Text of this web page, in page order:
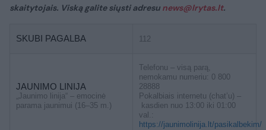
skaitytojais. Viską galite siųsti adresu news@lrytas.lt.
SKUBI PAGALBA 112
JAUNIMO LINIJA
„Jaunimo linija“ – emocinė
parama jaunimui (16–35 m.)
Telefonu – visą parą,
nemokamu numeriu: 0 800
28888
Pokalbiais internetu (chat’u) –
kasdien nuo 13:00 iki 01:00
val.:
https://jaunimolinija.lt/pasikalbekim/